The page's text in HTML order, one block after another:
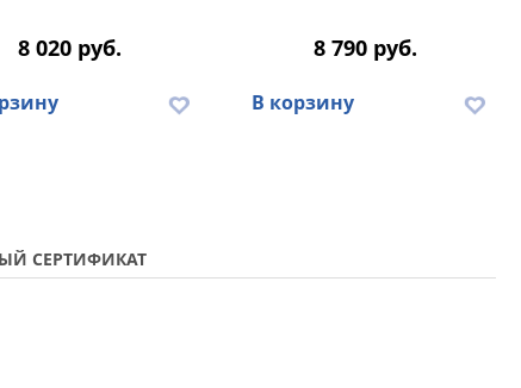
8 020 руб. 8 790 руб.
В корзину
СЕРТИФИКАТ